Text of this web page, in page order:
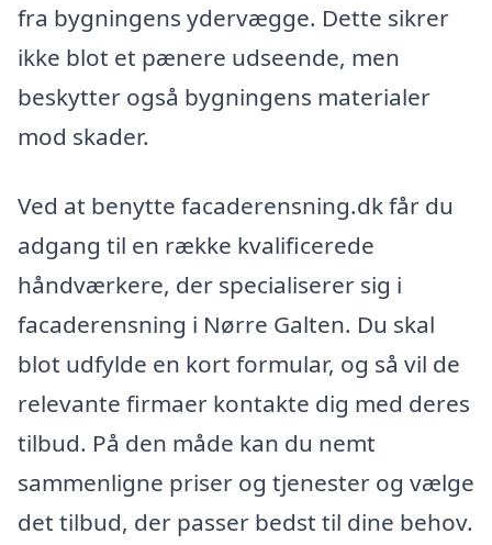
fra bygningens ydervægge. Dette sikrer
ikke blot et pænere udseende, men
beskytter også bygningens materialer
mod skader.
Ved at benytte facaderensning.dk får du
adgang til en række kvalificerede
håndværkere, der specialiserer sig i
facaderensning i Nørre Galten. Du skal
blot udfylde en kort formular, og så vil de
relevante firmaer kontakte dig med deres
tilbud. På den måde kan du nemt
sammenligne priser og tjenester og vælge
det tilbud, der passer bedst til dine behov.